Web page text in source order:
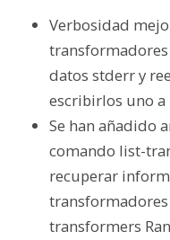
Verbosidad
datos stderr y
escribirlos uno a
Se han añadido
comando list-
recuperar
transformers